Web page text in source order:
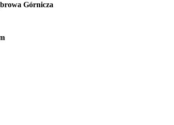
Górnicza